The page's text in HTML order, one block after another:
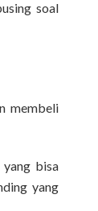
soal
membeli
yang bisa
yang